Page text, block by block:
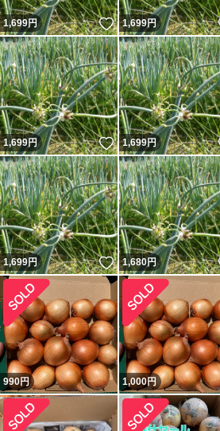
1,699円 いいね！
1,699円
1,699円 いいね！
1,699円
1,699円 いいね！
1,680円
990円 1,000円